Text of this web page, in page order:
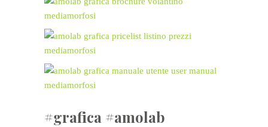
#grafica #amolab